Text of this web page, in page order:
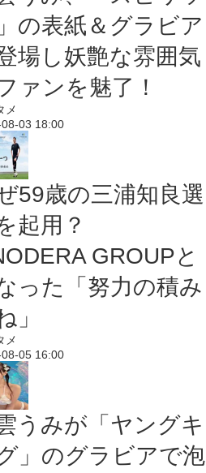
の表紙＆グラビア
場し妖艶な雰囲気
ァンを魅了！
メ
03 18:00
59歳の三浦知良選
起用？
GROUPと
った「努力の積み
」
メ
05 16:00
うみが「ヤングキ
」のグラビアで泡